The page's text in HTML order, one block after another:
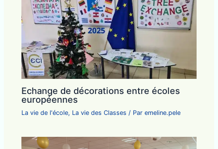
Echange de décorations entre écoles
européennes
La vie de l'école, La vie des Classes / Paremeline.pele